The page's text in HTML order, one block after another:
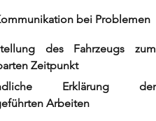
bei Problemen
des Fahrzeugs zum
Zeitpunkt
Erklärung der
Arbeiten